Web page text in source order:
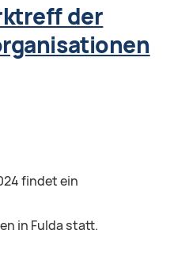
der
findet ein
in Fulda statt.